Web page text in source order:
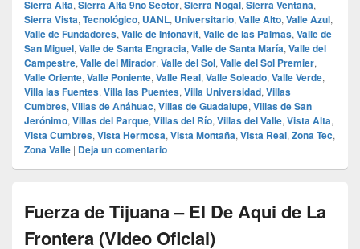
Sierra Alta, Sierra Alta 9no Sector, Sierra Nogal, Sierra Ventana,
Sierra Vista, Tecnológico, UANL, Universitario, Valle Alto, Valle Azul,
Valle de Fundadores, Valle de Infonavit, Valle de las Palmas, Valle de
San Miguel, Valle de Santa Engracia, Valle de Santa María, Valle del
Campestre, Valle del Mirador, Valle del Sol, Valle del Sol Premier,
Valle Oriente, Valle Poniente, Valle Real, Valle Soleado, Valle Verde,
Villa las Fuentes, Villa las Puentes, Villa Universidad, Villas
Cumbres, Villas de Anáhuac, Villas de Guadalupe, Villas de San
Jerónimo, Villas del Parque, Villas del Río, Villas del Valle, Vista Alta,
Vista Cumbres, Vista Hermosa, Vista Montaña, Vista Real, Zona Tec,
Zona Valle | Deja un comentario
Fuerza de Tijuana – El De Aqui de La
Frontera (Video Oficial)